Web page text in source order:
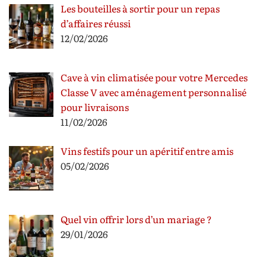
Les bouteilles à sortir pour un repas
d’affaires réussi
12/02/2026
Cave à vin climatisée pour votre Mercedes
Classe V avec aménagement personnalisé
pour livraisons
11/02/2026
Vins festifs pour un apéritif entre amis
05/02/2026
Quel vin offrir lors d’un mariage ?
29/01/2026